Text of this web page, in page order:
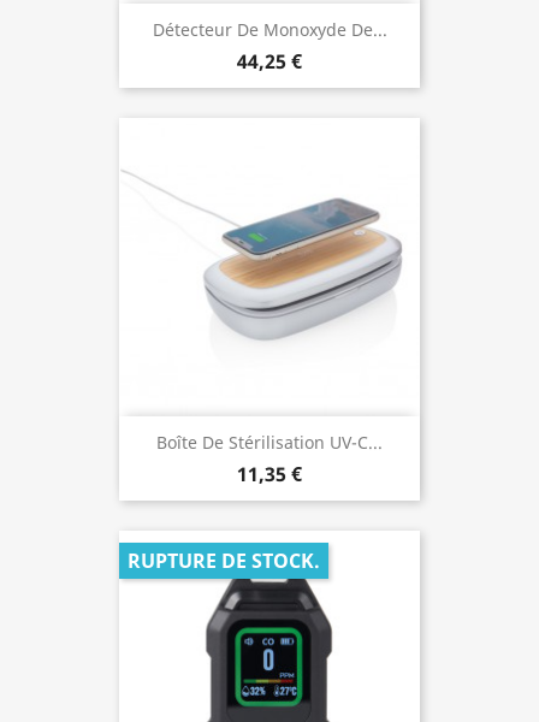
Détecteur De Monoxyde De...
44,25 €
Boîte De Stérilisation UV-C...
11,35 €
RUPTURE DE STOCK.